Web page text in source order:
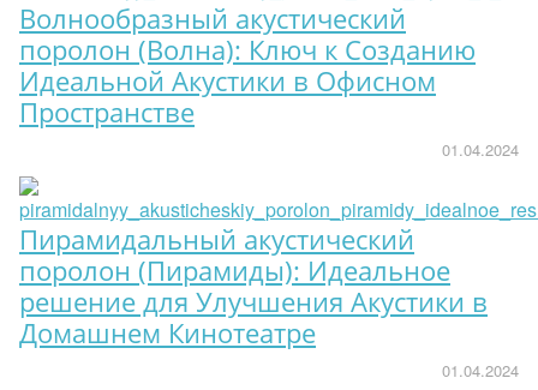
Волнообразный акустический
поролон (Волна): Ключ к Созданию
Идеальной Акустики в Офисном
Пространстве
01.04.2024
Пирамидальный акустический
поролон (Пирамиды): Идеальное
решение для Улучшения Акустики в
Домашнем Кинотеатре
01.04.2024